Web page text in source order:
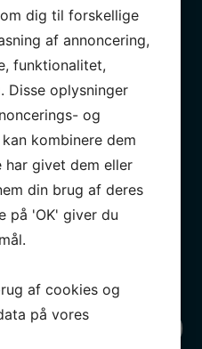
dig altid den
skal undvære din
dig til forskellige
af annoncering,
funktionalitet,
Disse oplysninger
og
kombinere dem
har givet dem eller
din brug af deres
på 'OK' giver du
af cookies og
på vores